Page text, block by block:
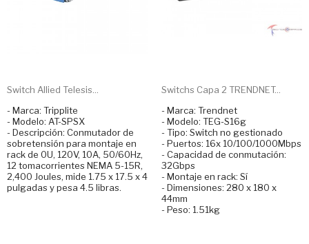
Switch Allied Telesis...
- Marca: Tripplite
- Modelo: AT-SPSX
- Descripción: Conmutador de
sobretensión para montaje en
rack de 0U, 120V, 10A, 50/60Hz,
12 tomacorrientes NEMA 5-15R,
2,400 Joules, mide 1.75 x 17.5 x 4
pulgadas y pesa 4.5 libras.
Switchs Capa 2 TRENDNET...
- Marca: Trendnet
- Modelo: TEG-S16g
- Tipo: Switch no gestionado
- Puertos: 16x 10/100/1000Mbps
- Capacidad de conmutación:
32Gbps
- Montaje en rack: Sí
- Dimensiones: 280 x 180 x
44mm
- Peso: 1.51kg